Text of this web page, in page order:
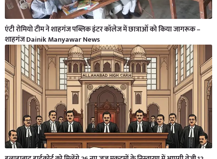
एंटी रोमियो टीम ने शाहगंज पब्लिक इंटर कॉलेज में छात्राओं को किया जागरूक –
शाहगंज Dainik Manyawar News